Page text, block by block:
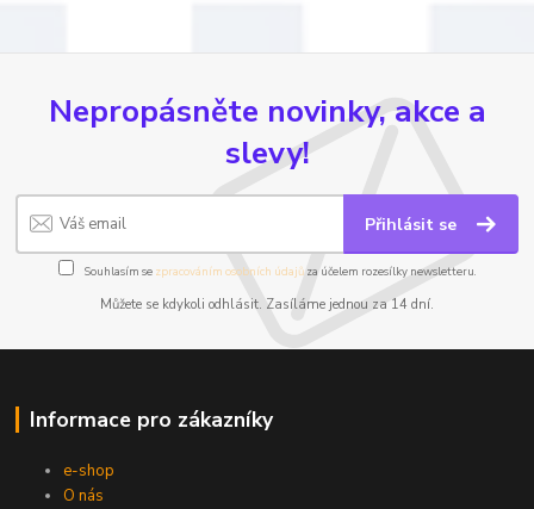
Nepropásněte novinky, akce a
slevy!
Přihlásit se
Souhlasím se zpracováním osobních údajůza účelem rozesílky newsletteru.
Můžete se kdykoli odhlásit. Zasíláme jednou za 14 dní.
Informace pro zákazníky
e-shop
O nás